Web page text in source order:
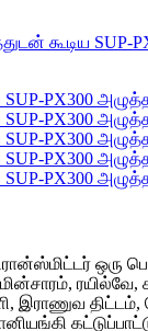
ஒரு
ரயில்வே,
திட்டம்,